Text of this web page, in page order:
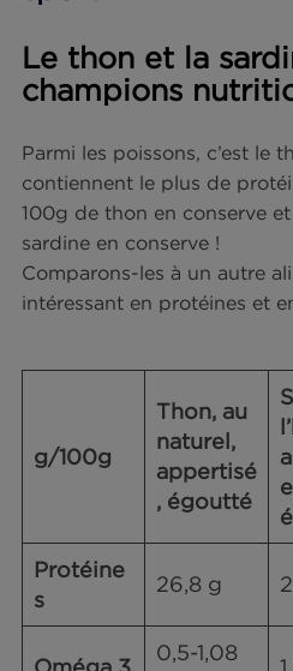
courbatures après l’effort
EPA et DHA contribuent
par la consommation
et de DHA. Ces oméga
niveau de la vision ou
qualités en font de
protéines
Le thon et la
champions
Parmi les poissons,
contiennent le plus de
100g de thon en